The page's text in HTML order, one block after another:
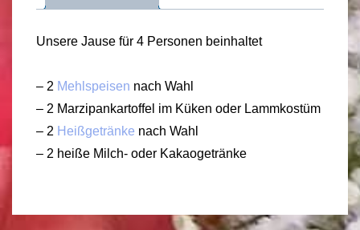
Unsere Jause für 4 Personen beinhaltet
– 2 Mehlspeisen nach Wahl
– 2 Marzipankartoffel im Küken oder Lammkostüm
– 2 Heißgetränke nach Wahl
– 2 heiße Milch- oder Kakaogetränke